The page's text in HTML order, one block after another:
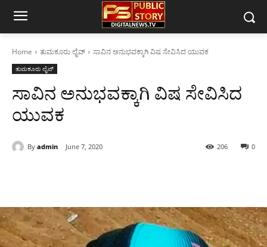
Home ತುಮಕೂರು ಲೈವ್ ಸಾವಿನ ಅನುಭವಕ್ಕಾಗಿ ವಿಷ ಸೇವಿಸಿದ ಯುವಕ
ತುಮಕೂರು ಲೈವ್
ಸಾವಿನ ಅನುಭವಕ್ಕಾಗಿ ವಿಷ ಸೇವಿಸಿದ
ಯುವಕ
By admin June 7, 2020 0
206